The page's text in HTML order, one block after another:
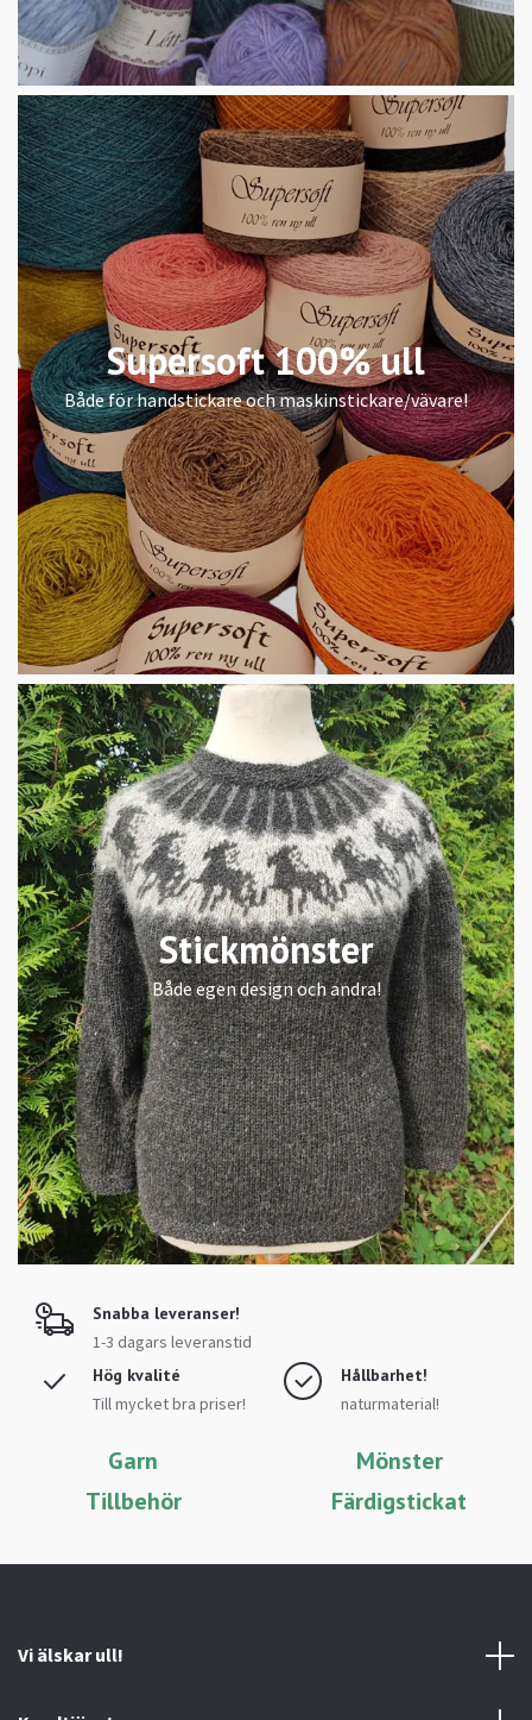
Supersoft 100% ull
Både för handstickare och maskinstickare/vävare!
Stickmönster
Både egen design och andra!
Snabba leveranser!
1-3 dagars leveranstid
Hög kvalité
Till mycket bra priser!
Hållbarhet!
naturmaterial!
Garn
Mönster
Tillbehör
Färdigstickat
Vi älskar ull!